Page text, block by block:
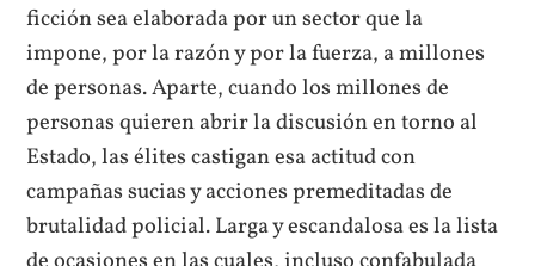
ficción sea elaborada por un sector que la
impone, por la razón y por la fuerza, a millones
de personas. Aparte, cuando los millones de
personas quieren abrir la discusión en torno al
Estado, las élites castigan esa actitud con
campañas sucias y acciones premeditadas de
brutalidad policial. Larga y escandalosa es la lista